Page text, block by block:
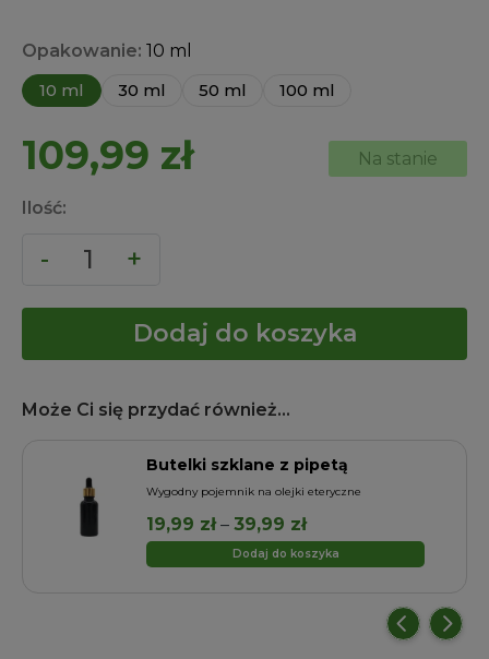
Opakowanie: 10 ml
10 ml
30 ml 50 ml 100 ml
109,99 zł Na stanie
Ilość:
Dodaj do koszyka
Może Ci się przydać również...
Butelki szklane z pipetą
Wygodny pojemnik na olejki eteryczne
19,99 zł – 39,99 złZakres
cen:
Dodaj do koszyka